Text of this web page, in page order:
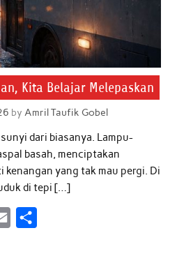
Kita Belajar Melepaskan
by Amril Taufik Gobel
dari biasanya. Lampu-
basah, menciptakan
kenangan yang tak mau pergi. Di
di tepi […]